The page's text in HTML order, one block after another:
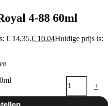
4-88 60ml
€ 14,35.€ 10,04Huidige prijs is:
+